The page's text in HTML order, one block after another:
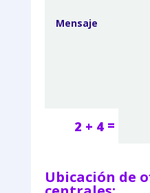
2 + 4 =
Ubicación de